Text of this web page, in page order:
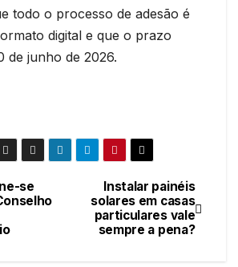
todo o processo de adesão é
digital e que o prazo
de junho de 2026.
Instalar painéis
solares em casas
particulares vale
sempre a pena?
se